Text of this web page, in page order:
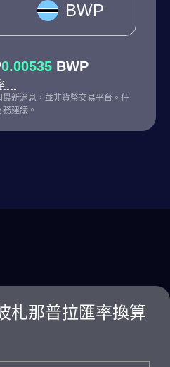
BWP
0.00535 BWP
新消息，並非貨幣交易平台。任
建議。
札那普拉匯率換算